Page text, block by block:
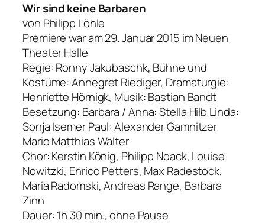
Wir sind keine Barbaren
von Philipp Löhle
Premiere war am 29. Januar 2015 im Neuen
Theater Halle
Regie: Ronny Jakubaschk, Bühne und
Kostüme: Annegret Riediger, Dramaturgie:
Henriette Hörnigk, Musik: Bastian Bandt
Besetzung: Barbara / Anna: Stella Hilb Linda:
Sonja Isemer Paul: Alexander Gamnitzer
Mario Matthias Walter
Chor: Kerstin König, Philipp Noack, Louise
Nowitzki, Enrico Petters, Max Radestock,
Maria Radomski, Andreas Range, Barbara
Zinn
Dauer: 1h 30 min., ohne Pause